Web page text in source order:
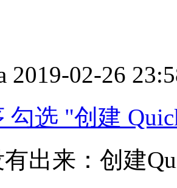
2019-02-26
勾选 "创建
出来：创建